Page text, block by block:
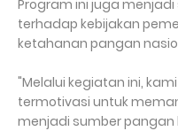
Program ini juga
terhadap kebijakan
ketahanan pangan
"Melalui kegiatan ini,
termotivasi untuk
menjadi sumber